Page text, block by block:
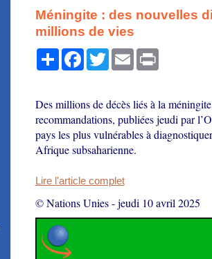
Méningite : des nouvelles
millions de vies
PartagerFacebook
TwitterEmail Print
Des millions de décès liés à la
recommandations, publiées jeudi par
pays les plus vulnérables à
Afrique subsaharienne.
Lire l'article complet
© Nations Unies-jeudi 10 avril 2025